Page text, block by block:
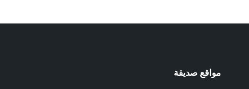
مواقع صديقة